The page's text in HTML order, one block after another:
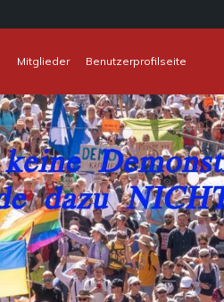
Mitglieder
Benutzerprofilseite